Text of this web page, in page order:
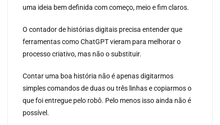
uma ideia bem definida com começo, meio e fim claros.
O contador de histórias digitais precisa entender que
ferramentas como ChatGPT vieram para melhorar o
processo criativo, mas não o substituir.
Contar uma boa história não é apenas digitarmos
simples comandos de duas ou três linhas e copiarmos o
que foi entregue pelo robô. Pelo menos isso ainda não é
possível.